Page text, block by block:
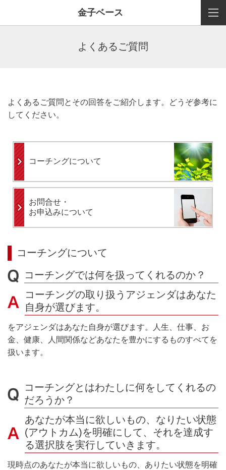
金子ベース
よくあるご質問
よくあるご質問とその回答をご紹介します。どうぞ参考に
してください。
コーチングについて
お問合せ・
お申込みについて
コーチングについて
コーチングでは何を扱ってくれるのか？
コーチングの取り扱うアジェンダはあなた
自身が選びます。
をアジェンダはあなた自身が選びます。人生、仕事、お
金、健康、人間関係などあなたを豊かにするものすべてを
扱います。
コーチングとはわたしに何をしてくれるの
だろうか？
あなたが本当に欲しいもの、なりたい状態
(アウトカム)を明確にして、それを達成す
る選択肢を実行していきます。
現時点のあなたが本当に欲しいもの、ありたい状態を明確